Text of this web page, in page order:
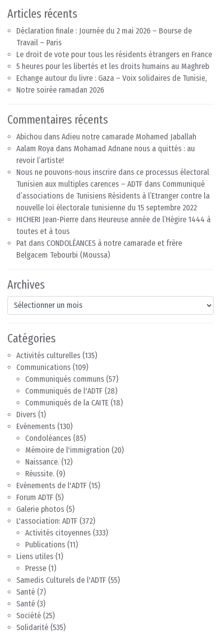
Articles récents
Déclaration finale : Journée du 2 mai 2026 – Bourse de
Travail – Paris
Le droit de vote pour tous les résidents étrangers en France
5 heures pour les libertés et les droits humains au Maghreb
Echange autour du livre : Gaza – Voix solidaires de Tunisie,
Notre soirée ramadan 2026
Commentaires récents
Abichou dans Adieu notre camarade Mohamed Jaballah
Aalam Roya dans Mohamad Adnane nous a quittés : au
revoir l’artiste!
Nous ne pouvons-nous inscrire dans ce processus électoral
Tunisien aux multiples carences – ADTF dans Communiqué
d’associations de Tunisiens Résidents à l’Etranger contre la
nouvelle loi électorale tunisienne du 15 septembre 2022
HICHERI Jean-Pierre dans Heureuse année de l’Hégire 1444 à
toutes et à tous
Pat dans CONDOLÉANCES à notre camarade et frère
Belgacem Tebourbi (Moussa)
Archives
Archives
Catégories
Activités culturelles (135)
Communications (109)
Communiqués communs (57)
Communiqués de l'ADTF (28)
Communiqués de la CAITE (18)
Divers (1)
Evénements (130)
Condoléances (85)
Mémoire de l'immigration (20)
Naissance. (12)
Réussite. (9)
Evènements de l'ADTF (15)
Forum ADTF (5)
Galerie photos (5)
L'association: ADTF (372)
Activités citoyennes (333)
Publications (11)
Liens utiles (1)
Presse (1)
Samedis Culturels de l'ADTF (55)
Santé (7)
Santé (3)
Société (25)
Solidarité (535)